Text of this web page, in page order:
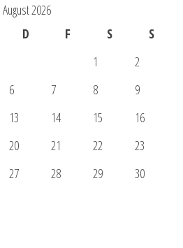
August 2026
D F S
S
1
2
6 7 8
9
13 14 15
16
20 21 22
23
27 28 29
30